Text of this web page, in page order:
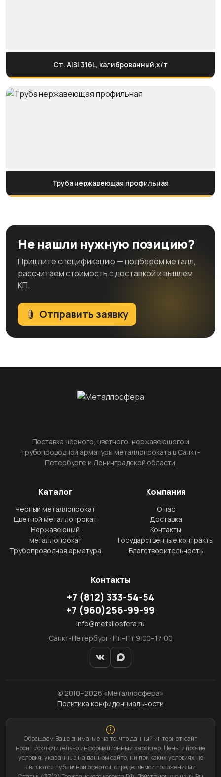
Ст. AISI 316L, калиброванный,х/т
Труба нержавеющая профильная
Не нашли нужную позицию?
Пришлите спецификацию — подберём металл,
рассчитаем стоимость с доставкой и вышлем
КП.
Отправить заявку
Поставка чёрного, цветного, нержавеющего и
трубопроводной арматуры металлопроката в Санкт-
Петербурге и Ленинградской области.
Каталог
Черный металлопрокат
Цветной металлопрокат
Нержавеющий
металлопрокат
Трубопроводная арматура
Компания
О нас
Доставка
Контакты
Государственные контракты
Благотворительность
Контакты
+7 (812) 333-54-54
+7 (960)256-99-99
info@metallosfera.ru
Санкт-Петербург · Пн–Пт 9:00–17:00
© 2010–2026 «Металлосфера»
Политика конфиденциальности
Обращаем Ваше внимание на то, что данный интернет-сайт
носит исключительно информационный характер. Цены и прочие
условия, указанные на данном сайте, ни при каких условиях не
являются публичной офертой, определяемой положениями